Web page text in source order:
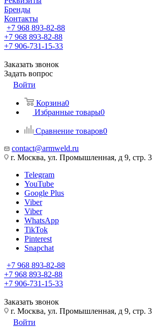
Бренды
Контакты
+7 968 893-82-88
+7 968 893-82-88
+7 906-731-15-33
Заказать звонок
Задать вопрос
Войти
Корзина0
Избранные товары0
Сравнение товаров0
contact@armweld.ru
г. Москва, ул. Промышленная, д 9, стр. 3
Telegram
YouTube
Google Plus
Viber
Viber
WhatsApp
TikTok
Pinterest
Snapchat
+7 968 893-82-88
+7 968 893-82-88
+7 906-731-15-33
Заказать звонок
г. Москва, ул. Промышленная, д 9, стр. 3
Войти